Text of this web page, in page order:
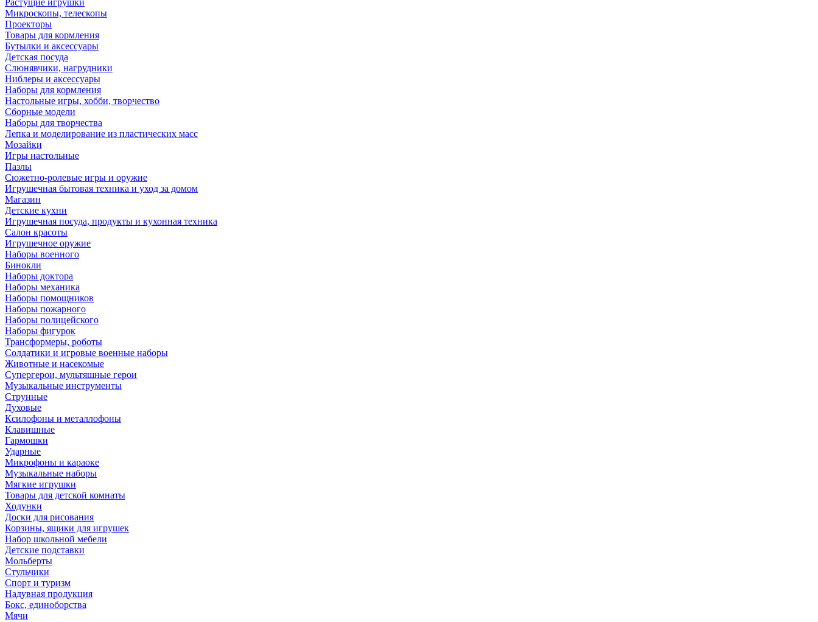
Растущие игрушки
Микроскопы, телескопы
Проекторы
Товары для кормления
Бутылки и аксессуары
Детская посуда
Слюнявчики, нагрудники
Ниблеры и аксессуары
Наборы для кормления
Настольные игры, хобби, творчество
Сборные модели
Наборы для творчества
Лепка и моделирование из пластических масс
Мозайки
Игры настольные
Пазлы
Сюжетно-ролевые игры и оружие
Игрушечная бытовая техника и уход за домом
Магазин
Детские кухни
Игрушечная посуда, продукты и кухонная техника
Салон красоты
Игрушечное оружие
Наборы военного
Бинокли
Наборы доктора
Наборы механика
Наборы помощников
Наборы пожарного
Наборы полицейского
Наборы фигурок
Трансформеры, роботы
Солдатики и игровые военные наборы
Животные и насекомые
Супергерои, мультяшные герои
Музыкальные инструменты
Струнные
Духовые
Ксилофоны и металлофоны
Клавишные
Гармошки
Ударные
Микрофоны и караоке
Музыкальные наборы
Мягкие игрушки
Товары для детской комнаты
Ходунки
Доски для рисования
Корзины, ящики для игрушек
Набор школьной мебели
Детские подставки
Мольберты
Стульчики
Спорт и туризм
Надувная продукция
Бокс, единоборства
Мячи